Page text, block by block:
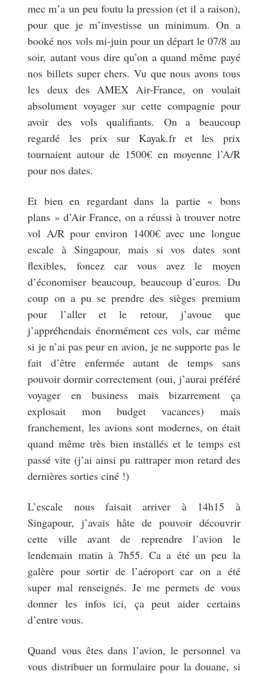
mec m’a un peu foutu la pression (et il a raison),
pour que je m’investisse un minimum. On a
booké nos vols mi-juin pour un départ le 07/8 au
soir, autant vous dire qu’on a quand même payé
nos billets super chers. Vu que nous avons tous
les deux des AMEX Air-France, on voulait
absolument voyager sur cette compagnie pour
avoir des vols qualifiants. On a beaucoup
regardé les prix sur Kayak.fr et les prix
tournaient autour de 1500€ en moyenne l’A/R
pour nos dates.
Et bien en regardant dans la partie « bons
plans » d’Air France, on a réussi à trouver notre
vol A/R pour environ 1400€ avec une longue
escale à Singapour, mais si vos dates sont
flexibles, foncez car vous avez le moyen
d’économiser beaucoup, beaucoup d’euros. Du
coup on a pu se prendre des sièges premium
pour l’aller et le retour, j’avoue que
j’appréhendais énormément ces vols, car même
si je n’ai pas peur en avion, je ne supporte pas le
fait d’être enfermée autant de temps sans
pouvoir dormir correctement (oui, j’aurai préféré
voyager en business mais bizarrement ça
explosait mon budget vacances) mais
franchement, les avions sont modernes, on était
quand même très bien installés et le temps est
passé vite (j’ai ainsi pu rattraper mon retard des
dernières sorties ciné !)
L’escale nous faisait arriver à 14h15 à
Singapour, j’avais hâte de pouvoir découvrir
cette ville avant de reprendre l’avion le
lendemain matin à 7h55. Ca a été un peu la
galère pour sortir de l’aéroport car on a été
super mal renseignés. Je me permets de vous
donner les infos ici, ça peut aider certains
d’entre vous.
Quand vous êtes dans l’avion, le personnel va
vous distribuer un formulaire pour la douane, si